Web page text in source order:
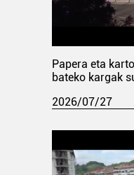
Papera eta
bateko kargak
2026/07/27